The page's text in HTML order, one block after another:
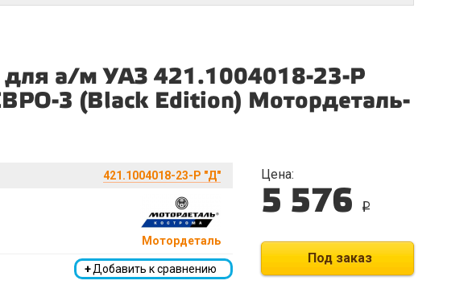
для а/м УАЗ 421.1004018-23-Р
3 (Black Edition) Мотордеталь-
421.1004018-23-Р "Д"
Мотордеталь
+Добавить к сравнению
Цена:
5 576 i
Под заказ